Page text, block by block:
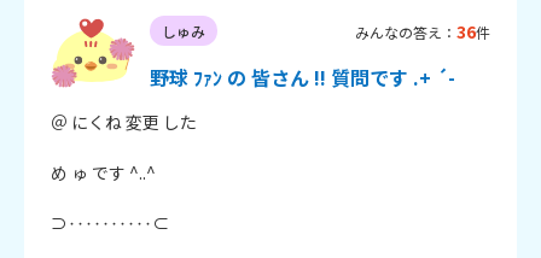
しゅみ みんなの答え： 36件
野球 ﾌｧﾝ の 皆さん !! 質問です .+ ´-
＠ にくね 変更 した
め ゅ です ^..^
⊃‥‥‥‥‥⊂